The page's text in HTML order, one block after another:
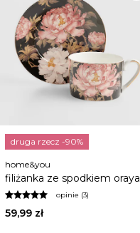
druga rzecz -90%
home&you
filiżanka ze spodkiem oraya
opinie (3)
59,99 zł